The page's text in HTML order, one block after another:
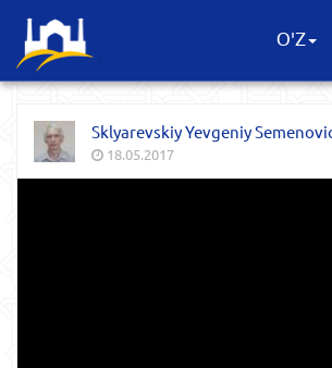
O'Z
Sklyarevskiy Yevgeniy
18.05.2017